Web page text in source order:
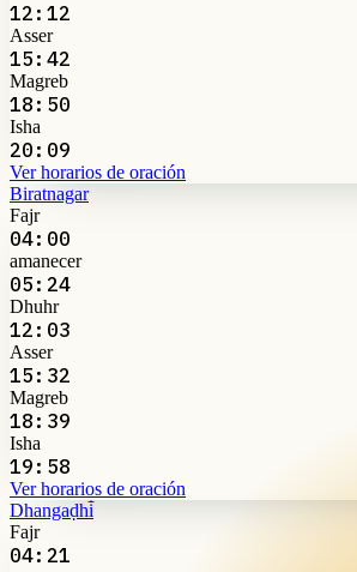
12:12
Asser
15:42
Magreb
18:50
Isha
20:09
Ver horarios de oración
Biratnagar
Fajr
04:00
amanecer
05:24
Dhuhr
12:03
Asser
15:32
Magreb
18:39
Isha
19:58
Ver horarios de oración
Dhangaḍhi̇̄
Fajr
04:21